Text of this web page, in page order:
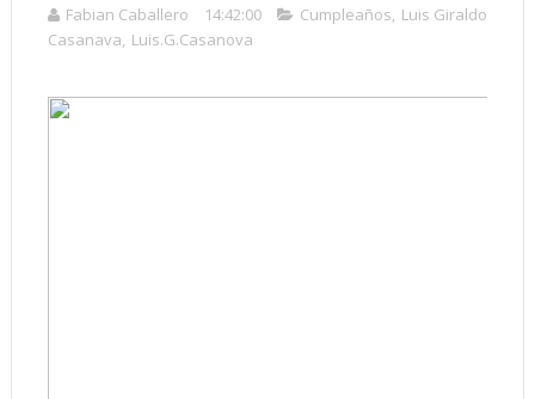
Fabian Caballero 14:42:00 Cumpleaños, Luis Giraldo
Casanava, Luis.G.Casanova